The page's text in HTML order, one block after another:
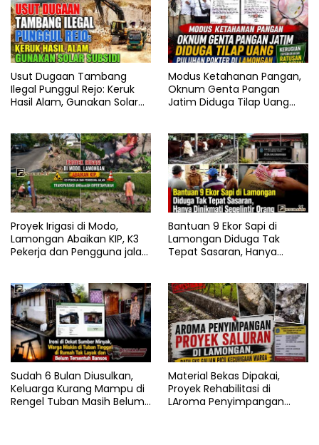
Usut Dugaan Tambang
Ilegal Punggul Rejo: Keruk
Hasil Alam, Gunakan Solar
Modus Ketahanan Pangan,
Oknum Genta Pangan
Jatim Diduga Tilap Uang
Proyek Irigasi di Modo,
Lamongan Abaikan KIP, K3
Pekerja dan Pengguna jalan,
Bantuan 9 Ekor Sapi di
Lamongan Diduga Tak
Tepat Sasaran, Hanya
Sudah 6 Bulan Diusulkan,
Keluarga Kurang Mampu di
Rengel Tuban Masih Belum
Material Bekas Dipakai,
Proyek Rehabilitasi di
LAroma Penyimpangan